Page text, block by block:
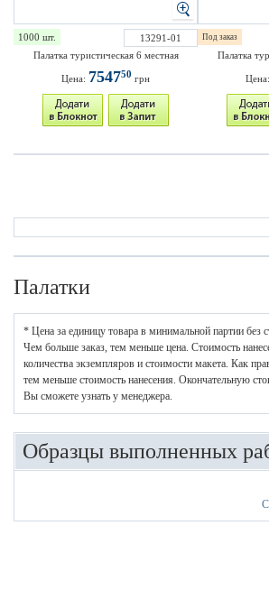
1000 шт.
13291-01
Палатка туристическая 6 местная
Цена: 754750 грн
Под заказ
Палатка
Цена:
Палатки
* Цена за единицу товара в минимальной партии без
Чем больше заказ, тем меньше цена. Стоимость
количества экземпляров и стоимости макета. Как
тем меньше стоимость нанесения. Окончательную
Вы сможете узнать у менеджера.
Образцы выполненных